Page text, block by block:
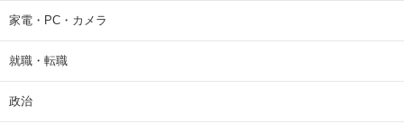
家電・PC・カメラ
就職・転職
政治